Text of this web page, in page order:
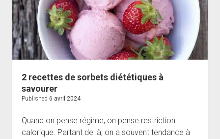
2 recettes de sorbets diététiques à
savourer
Published 6 avril 2024
Quand on pense régime, on pense restriction
calorique. Partant de là, on a souvent tendance à